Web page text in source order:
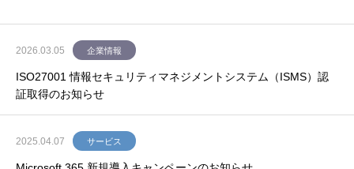
2026.03.05 企業情報
ISO27001 情報セキュリティマネジメントシステム（ISMS）認
証取得のお知らせ
2025.04.07 サービス